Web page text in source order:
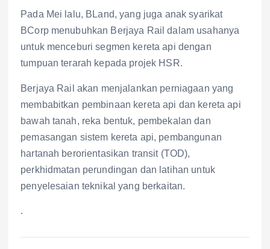
Pada Mei lalu, BLand, yang juga anak syarikat
BCorp menubuhkan Berjaya Rail dalam usahanya
untuk menceburi segmen kereta api dengan
tumpuan terarah kepada projek HSR.
Berjaya Rail akan menjalankan perniagaan yang
membabitkan pembinaan kereta api dan kereta api
bawah tanah, reka bentuk, pembekalan dan
pemasangan sistem kereta api, pembangunan
hartanah berorientasikan transit (TOD),
perkhidmatan perundingan dan latihan untuk
penyelesaian teknikal yang berkaitan.
.